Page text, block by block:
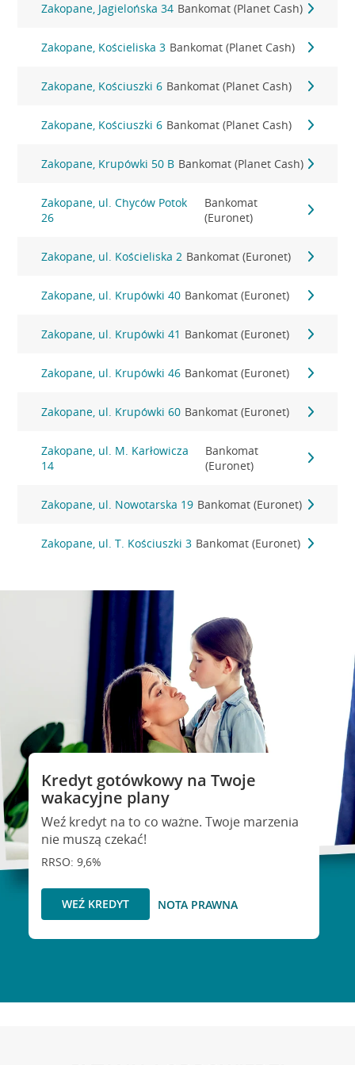
Zakopane, Jagielońska 34 Bankomat (Planet Cash)
Zakopane, Kościeliska 3 Bankomat (Planet Cash)
Zakopane, Kościuszki 6 Bankomat (Planet Cash)
Zakopane, Kościuszki 6 Bankomat (Planet Cash)
Zakopane, Krupówki 50 B Bankomat (Planet Cash)
Zakopane, ul. Chyców Potok
26
Bankomat
(Euronet)
Zakopane, ul. Kościeliska 2 Bankomat (Euronet)
Zakopane, ul. Krupówki 40 Bankomat (Euronet)
Zakopane, ul. Krupówki 41 Bankomat (Euronet)
Zakopane, ul. Krupówki 46 Bankomat (Euronet)
Zakopane, ul. Krupówki 60 Bankomat (Euronet)
Zakopane, ul. M. Karłowicza
14
Bankomat
(Euronet)
Zakopane, ul. Nowotarska 19 Bankomat (Euronet)
Zakopane, ul. T. Kościuszki 3 Bankomat (Euronet)
Kredyt gotówkowy na Twoje
wakacyjne plany
Weź kredyt na to co ważne. Twoje marzenia
nie muszą czekać!
RRSO: 9,6%
WEŹ KREDYT NOTA PRAWNA